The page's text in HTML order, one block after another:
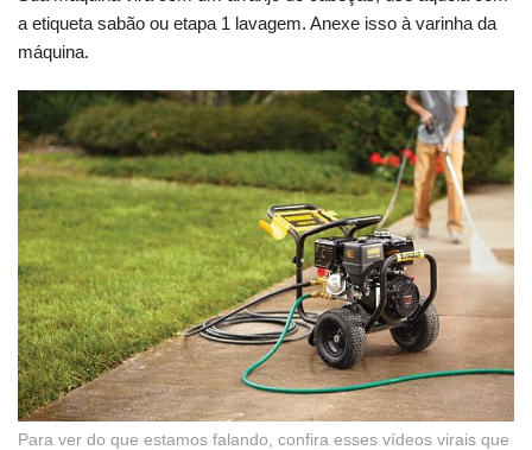
a etiqueta sabão ou etapa 1 lavagem. Anexe isso à varinha da
máquina.
Para ver do que estamos falando, confira esses vídeos virais que